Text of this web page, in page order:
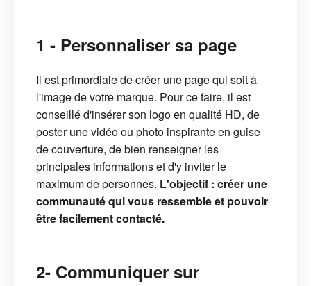
1 - Personnaliser sa page
Il est primordiale de créer une page qui soit à
l'image de votre marque. Pour ce faire, il est
conseillé d'insérer son logo en qualité HD, de
poster une vidéo ou photo inspirante en guise
de couverture, de bien renseigner les
principales informations et d'y inviter le
maximum de personnes. L'objectif : créer une
communauté qui vous ressemble et pouvoir
être facilement contacté.
2- Communiquer sur